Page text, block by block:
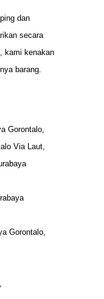
dan
secara
kami kenakan
barang.
Gorontalo,
Via Laut,
Gorontalo,